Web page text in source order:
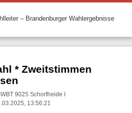
– Brandenburger Wahlergebnisse
* Zweitstimmen
9025 Schorfheide I
13:56:21